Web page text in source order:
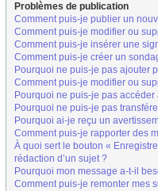
Problèmes de publication
Comment puis-je publier un
Comment puis-je modifier ou
Comment puis-je insérer une
Comment puis-je créer un
Pourquoi ne puis-je pas ajouter
Comment puis-je modifier ou
Pourquoi ne puis-je pas accéder
Pourquoi ne puis-je pas
Pourquoi ai-je reçu un
Comment puis-je rapporter des
À quoi sert le bouton «
rédaction d’un sujet ?
Pourquoi mon message a-t-il
Comment puis-je remonter mes